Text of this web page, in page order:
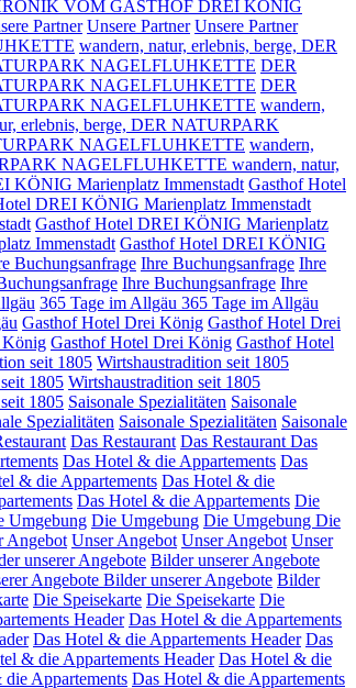
VOM GASTHOF DREI KÖNIG
Partner Unsere Partner Unsere Partner
wandern, natur, erlebnis, berge, DER
NAGELFLUHKETTE DER
NAGELFLUHKETTE DER
NAGELFLUHKETTE wandern,
erlebnis, berge, DER NATURPARK
NAGELFLUHKETTE wandern,
NAGELFLUHKETTE wandern, natur,
KÖNIG Marienplatz Immenstadt Gasthof Hotel
DREI KÖNIG Marienplatz Immenstadt
Gasthof Hotel DREI KÖNIG Marienplatz
Immenstadt Gasthof Hotel DREI KÖNIG
Buchungsanfrage Ihre Buchungsanfrage Ihre
Ihre Buchungsanfrage Ihre
365 Tage im Allgäu 365 Tage im Allgäu
Gasthof Hotel Drei König Gasthof Hotel Drei
König Gasthof Hotel Drei König Gasthof Hotel
seit 1805 Wirtshaustradition seit 1805
1805 Wirtshaustradition seit 1805
1805 Saisonale Spezialitäten Saisonale
Spezialitäten Saisonale Spezialitäten Saisonale
Das Restaurant Das Restaurant Das
Das Hotel & die Appartements Das
& die Appartements Das Hotel & die
Das Hotel & die Appartements Die
Umgebung Die Umgebung Die Umgebung Die
Angebot Unser Angebot Unser Angebot Unser
unserer Angebote Bilder unserer Angebote
Angebote Bilder unserer Angebote Bilder
Die Speisekarte Die Speisekarte Die
Header Das Hotel & die Appartements
Das Hotel & die Appartements Header Das
& die Appartements Header Das Hotel & die
Appartements Das Hotel & die Appartements